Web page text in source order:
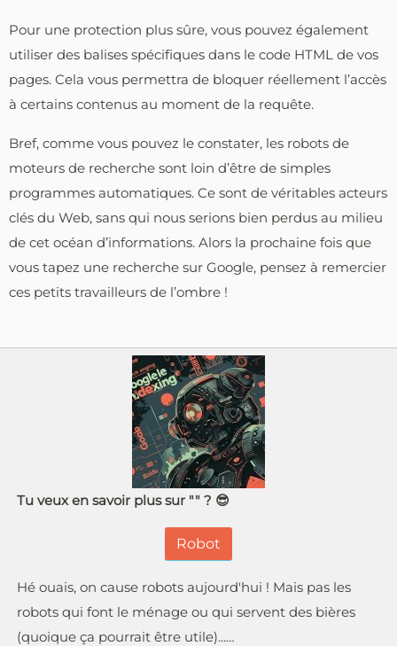
Pour une protection plus sûre, vous pouvez également
utiliser des balises spécifiques dans le code HTML de vos
pages. Cela vous permettra de bloquer réellement l’accès
à certains contenus au moment de la requête.
Bref, comme vous pouvez le constater, les robots de
moteurs de recherche sont loin d’être de simples
programmes automatiques. Ce sont de véritables acteurs
clés du Web, sans qui nous serions bien perdus au milieu
de cet océan d’informations. Alors la prochaine fois que
vous tapez une recherche sur Google, pensez à remercier
ces petits travailleurs de l’ombre !
Tu veux en savoir plus sur "" ? 😎
Robot
Hé ouais, on cause robots aujourd'hui ! Mais pas les
robots qui font le ménage ou qui servent des bières
(quoique ça pourrait être utile)...…